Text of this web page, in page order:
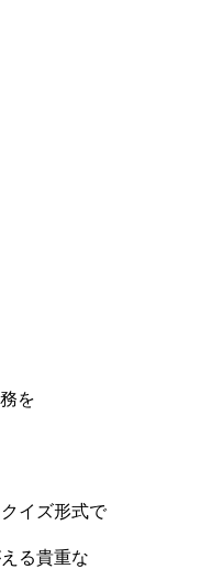
を
イズ形式で
る貴重な